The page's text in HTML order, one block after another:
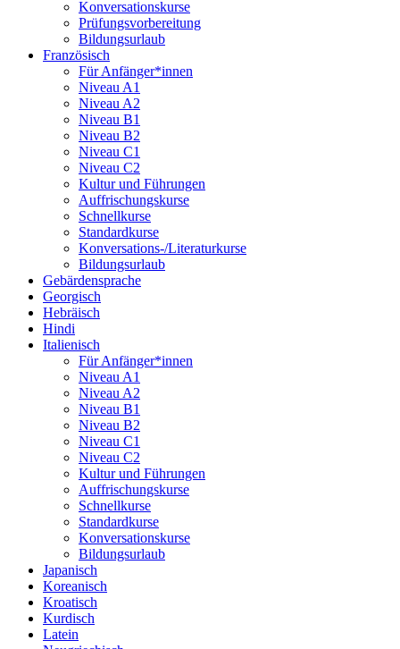
Konversationskurse
Prüfungsvorbereitung
Bildungsurlaub
Französisch
Für Anfänger*innen
Niveau A1
Niveau A2
Niveau B1
Niveau B2
Niveau C1
Niveau C2
Kultur und Führungen
Auffrischungskurse
Schnellkurse
Standardkurse
Konversations-/Literaturkurse
Bildungsurlaub
Gebärdensprache
Georgisch
Hebräisch
Hindi
Italienisch
Für Anfänger*innen
Niveau A1
Niveau A2
Niveau B1
Niveau B2
Niveau C1
Niveau C2
Kultur und Führungen
Auffrischungskurse
Schnellkurse
Standardkurse
Konversationskurse
Bildungsurlaub
Japanisch
Koreanisch
Kroatisch
Kurdisch
Latein